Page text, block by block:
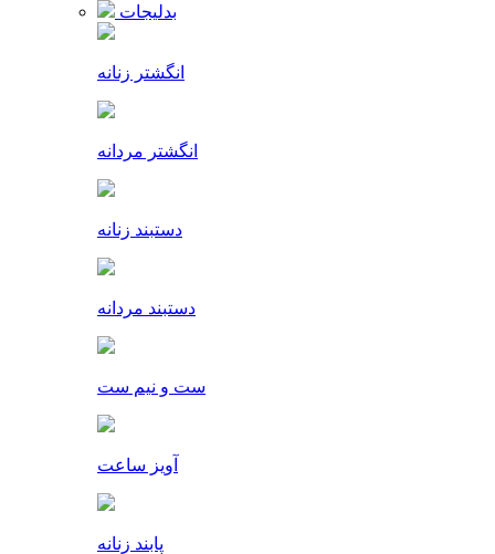
بدلیجات
انگشتر زنانه
انگشتر مردانه
دستبند زنانه
دستبند مردانه
ست و نیم ست
آویز ساعت
پابند زنانه